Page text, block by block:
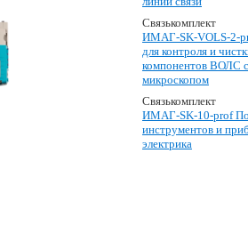
Связькомплект
ИМАГ-SK-VOLS-2-
для контроля и
компонентов ВОЛС
микроскопом
Связькомплект
ИМАГ-SK-10-prof
инструментов и
электрика